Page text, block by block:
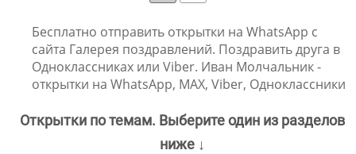
Бесплатно отправить открытки на WhatsApp с
сайта Галерея поздравлений. Поздравить друга в
Одноклассниках или Viber. Иван Молчальник -
открытки на WhatsApp, MAX, Viber, Одноклассники
Открытки по темам. Выберите один из разделов
ниже ↓